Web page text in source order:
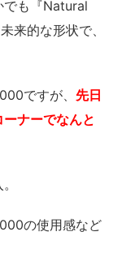
でも『Natural
来的な形状で、
ですが、 先日
ナーでなんと
の使用感など